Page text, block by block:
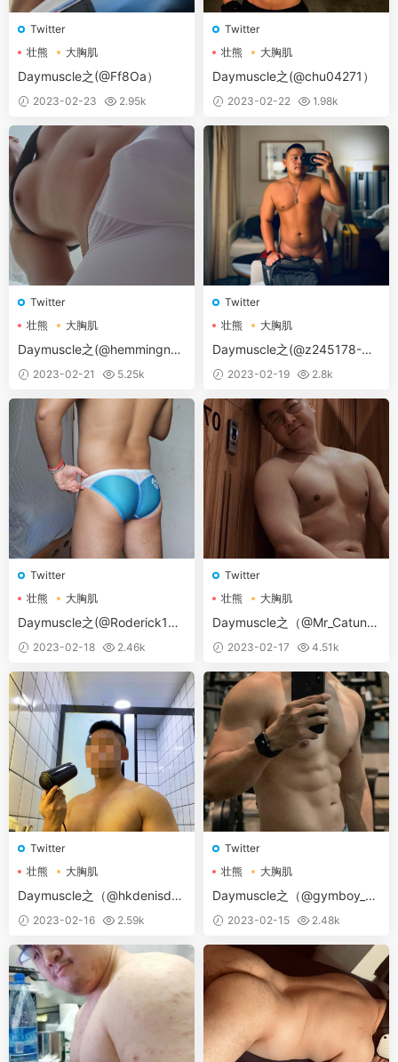
Twitter
壮熊
大胸肌
Daymuscle之(@Ff8Oa）
2023-02-23 2.95k
Twitter
壮熊
大胸肌
Daymuscle之(@chu04271）
2023-02-22 1.98k
Twitter
壮熊
大胸肌
Daymuscle之(@hemmingna
m）2023-02-21 5.25k
Twitter
壮熊
大胸肌
Daymuscle之(@z245178-春
春）2023-02-19 2.8k
Twitter
壮熊
大胸肌
Daymuscle之(@Roderick180
736-满杯金菠萝)
2023-02-18 2.46k
Twitter
壮熊
大胸肌
Daymuscle之（@Mr_Catuncl
e-猫叔Devin）(1.42GB）
2023-02-17 4.51k
Twitter
壮熊
大胸肌
Daymuscle之（@hkdenisde
n）2023-02-16 2.59k
Twitter
壮熊
大胸肌
Daymuscle之（@gymboy_ru
sh-健身人夫 rush）
2023-02-15 2.48k